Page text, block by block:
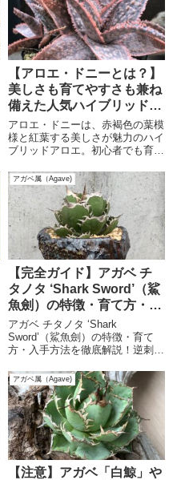
【アロエ・ドニーとは？】
美しさも育てやすさも兼ね
備えた人気ハイブリッドの
魅力
アロエ・ドニーは、赤褐色の葉模
様と紅葉する美しさが魅力のハイ
ブリッドアロエ。初心者でも育て
める人気品種を徹底解説！
アガベ属（Agave)
【完全ガイド】アガベ チ
タノタ ‘Shark Sword’（鯊
魚劍）の特徴・育て方・入
手方法を徹底解説！
アガベ チタノタ ‘Shark
Sword’（鯊魚劍）の特徴・育て
方・入手方法を徹底解説！逆刺の
が魅力の希少アガベ。育成のコツ
や水やり、最適な環境を詳しく解
説。購入方法や入手のポイントも
紹介！
アガベ属（Agave)
【注意】アガベ「白鯨」や